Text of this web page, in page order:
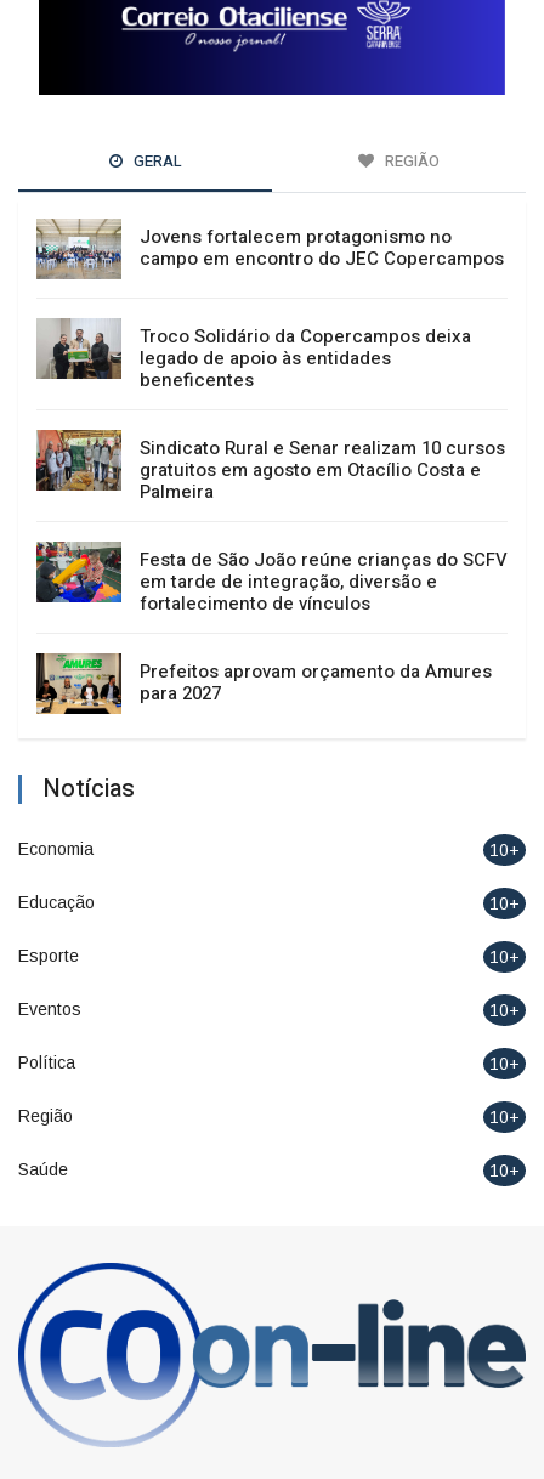
GERAL REGIÃO
Jovens fortalecem protagonismo no
campo em encontro do JEC Copercampos
Troco Solidário da Copercampos deixa
legado de apoio às entidades
beneficentes
Sindicato Rural e Senar realizam 10 cursos
gratuitos em agosto em Otacílio Costa e
Palmeira
Festa de São João reúne crianças do SCFV
em tarde de integração, diversão e
fortalecimento de vínculos
Prefeitos aprovam orçamento da Amures
para 2027
Notícias
Economia 10+
Educação 10+
Esporte 10+
Eventos 10+
Política 10+
Região 10+
Saúde 10+